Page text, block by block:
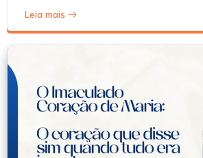
Leia mais